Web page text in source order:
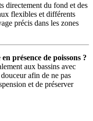
directement du fond et des
flexibles et différents
précis dans les zones
présence de poissons ?
aux bassins avec
afin de ne pas
et de préserver